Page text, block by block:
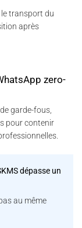
le transport du
après
zero-
garde-fous,
pour contenir
dépasse un
au même